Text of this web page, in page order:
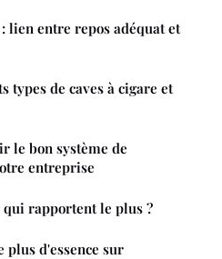
lien entre repos adéquat et
types de caves à cigare et
le bon système de
entreprise
qui rapportent le plus ?
plus d'essence sur